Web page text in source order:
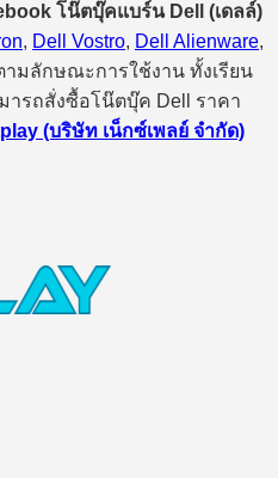
โน๊ตบุ๊คแบร์น Dell (เดลล์)
, Dell Vostro, Dell Alienware,
ามลักษณะการใช้งาน ทั้งเรียน
ารถสั่งซื้อโน๊ตบุ๊ค Dell ราคา
(บริษัท เน็กซ์เพลย์ จำกัด)